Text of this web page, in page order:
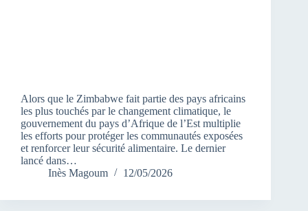
Alors que le Zimbabwe fait partie des pays africains
les plus touchés par le changement climatique, le
gouvernement du pays d’Afrique de l’Est multiplie
les efforts pour protéger les communautés exposées
et renforcer leur sécurité alimentaire. Le dernier
lancé dans…
Inès Magoum
12/05/2026